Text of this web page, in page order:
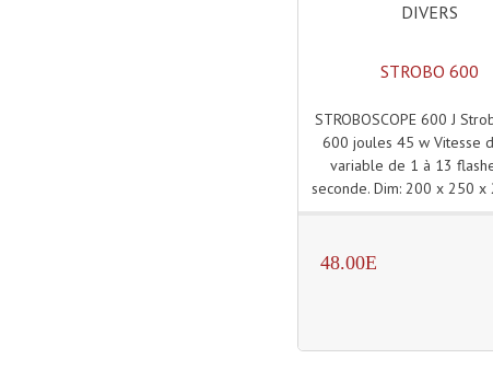
DIVERS
STROBO 600
STROBOSCOPE 600 J
600 joules 45 w Vitesse
variable de 1 à 13
seconde. Dim: 200 x 250 x
48.00E